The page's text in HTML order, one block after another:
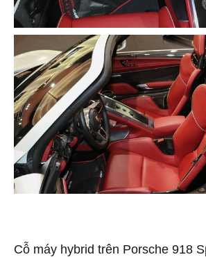
Cỗ máy hybrid trên Porsche 918